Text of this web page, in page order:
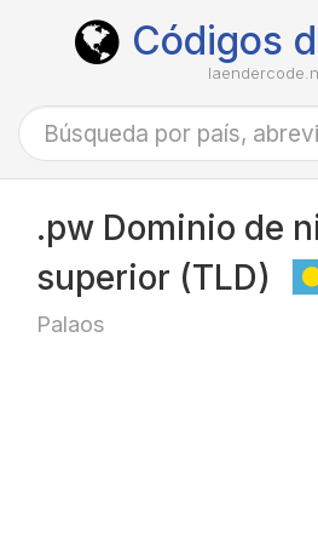
Códigos
.pw Dominio de
superior (TLD)
Palaos